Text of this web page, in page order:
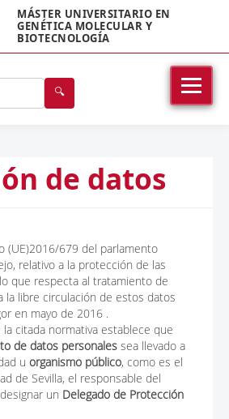
MÁSTER UNIVERSITARIO EN
GENÉTICA MOLECULAR Y
BIOTECNOLOGÍA
🔍
de datos
(UE)2016/679 del parlamento
relativo a la protección de las
que respecta al tratamiento de
la libre circulación de estos datos
en mayo de 2016 .
la citada normativa establece que
de datos personales sea llevado a
u organismo público, como es el
de Sevilla, el responsable del
un Delegado de Protección